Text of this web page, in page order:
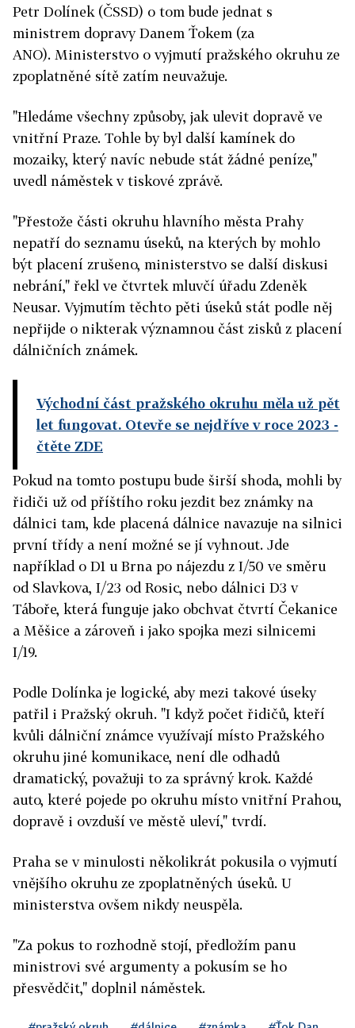
Petr Dolínek (ČSSD) o tom bude jednat s
ministrem dopravy Danem Ťokem (za
ANO). Ministerstvo o vyjmutí pražského okruhu ze
zpoplatněné sítě zatím neuvažuje.
"Hledáme všechny způsoby, jak ulevit dopravě ve
vnitřní Praze. Tohle by byl další kamínek do
mozaiky, který navíc nebude stát žádné peníze,"
uvedl náměstek v tiskové zprávě.
"Přestože části okruhu hlavního města Prahy
nepatří do seznamu úseků, na kterých by mohlo
být placení zrušeno, ministerstvo se další diskusi
nebrání," řekl ve čtvrtek mluvčí úřadu Zdeněk
Neusar. Vyjmutím těchto pěti úseků stát podle něj
nepřijde o nikterak významnou část zisků z placení
dálničních známek.
Východní část pražského okruhu měla už pět
let fungovat. Otevře se nejdříve v roce 2023 -
čtěte ZDE
Pokud na tomto postupu bude širší shoda, mohli by
řidiči už od příštího roku jezdit bez známky na
dálnici tam, kde placená dálnice navazuje na silnici
první třídy a není možné se jí vyhnout. Jde
například o D1 u Brna po nájezdu z I/50 ve směru
od Slavkova, I/23 od Rosic, nebo dálnici D3 v
Táboře, která funguje jako obchvat čtvrtí Čekanice
a Měšice a zároveň i jako spojka mezi silnicemi
I/19.
Podle Dolínka je logické, aby mezi takové úseky
patřil i Pražský okruh. "I když počet řidičů, kteří
kvůli dálniční známce využívají místo Pražského
okruhu jiné komunikace, není dle odhadů
dramatický, považuji to za správný krok. Každé
auto, které pojede po okruhu místo vnitřní Prahou,
dopravě i ovzduší ve městě uleví," tvrdí.
Praha se v minulosti několikrát pokusila o vyjmutí
vnějšího okruhu ze zpoplatněných úseků. U
ministerstva ovšem nikdy neuspěla.
"Za pokus to rozhodně stojí, předložím panu
ministrovi své argumenty a pokusím se ho
přesvědčit," doplnil náměstek.